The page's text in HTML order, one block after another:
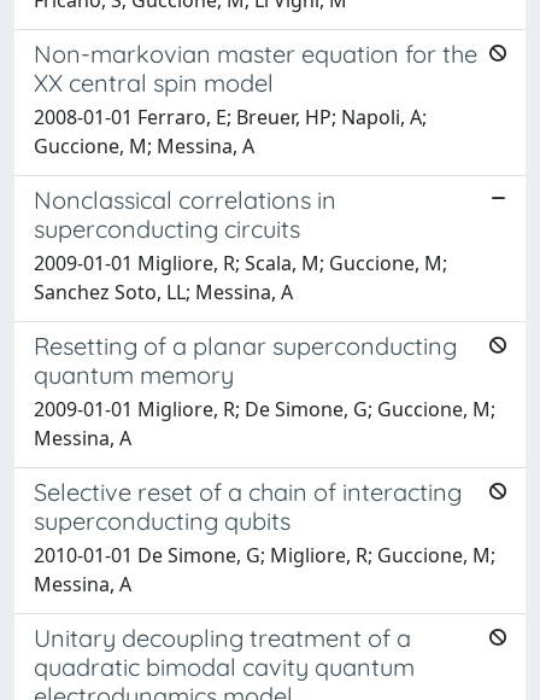
Non-markovian master equation for the
XX central spin model
2008-01-01 Ferraro, E; Breuer, HP; Napoli, A;
Guccione, M; Messina, A
Nonclassical correlations in
superconducting circuits
2009-01-01 Migliore, R; Scala, M; Guccione, M;
Sanchez Soto, LL; Messina, A
Resetting of a planar superconducting
quantum memory
2009-01-01 Migliore, R; De Simone, G; Guccione, M;
Messina, A
Selective reset of a chain of interacting
superconducting qubits
2010-01-01 De Simone, G; Migliore, R; Guccione, M;
Messina, A
Unitary decoupling treatment of a
quadratic bimodal cavity quantum